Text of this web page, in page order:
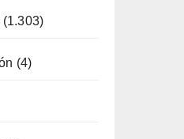
(1.303)
(4)